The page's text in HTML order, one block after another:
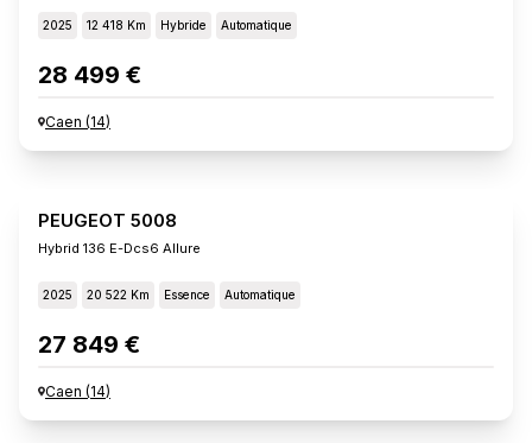
2025 12 418 Km Hybride Automatique
28 499 €
Caen (14)
PEUGEOT 5008
Hybrid 136 E-Dcs6 Allure
2025 20 522 Km Essence Automatique
27 849 €
Caen (14)